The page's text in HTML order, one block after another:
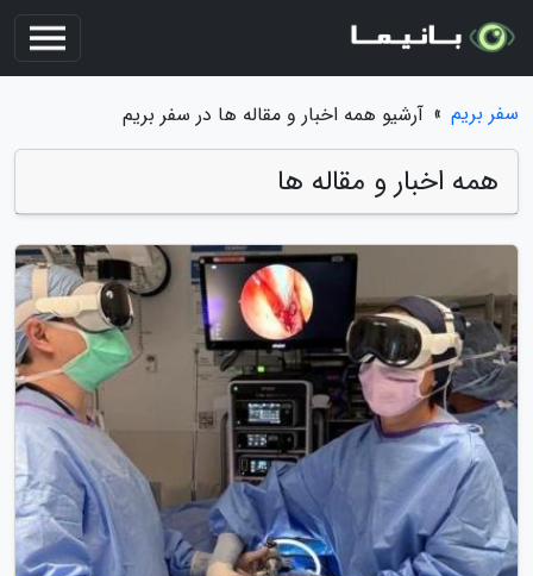
سفر بریم » آرشیو همه اخبار و مقاله ها در سفر بریم
همه اخبار و مقاله ها